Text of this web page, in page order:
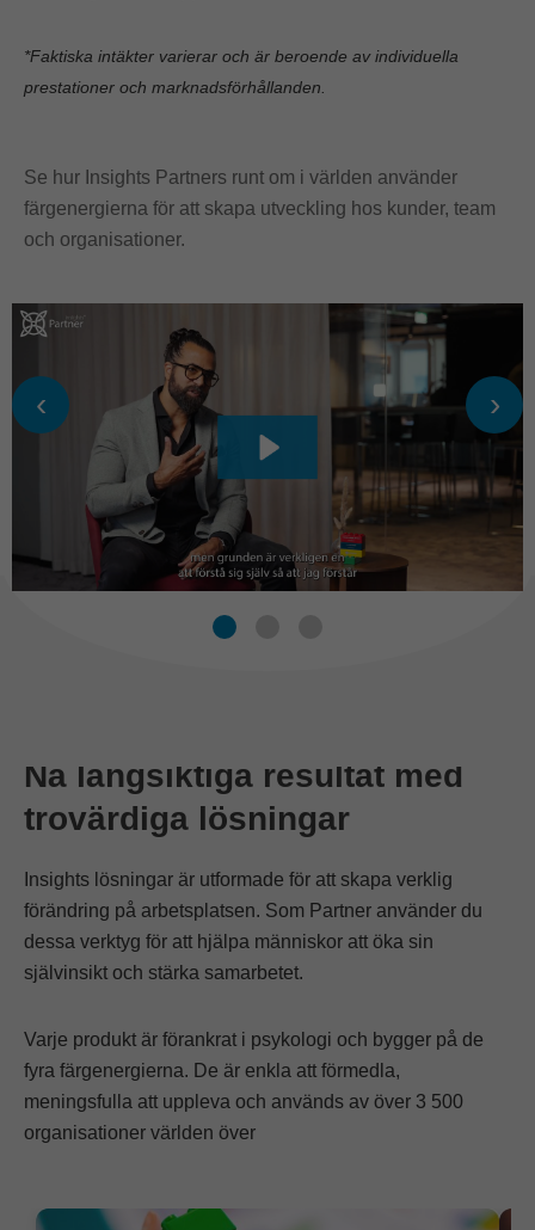
*Faktiska intäkter varierar och är beroende av individuella
prestationer och marknadsförhållanden.
Se hur Insights Partners runt om i världen använder
färgenergierna för att skapa utveckling hos kunder, team
och organisationer.
‹ ›
Nå långsiktiga resultat med
trovärdiga lösningar
Insights lösningar är utformade för att skapa verklig
förändring på arbetsplatsen. Som Partner använder du
dessa verktyg för att hjälpa människor att öka sin
självinsikt och stärka samarbetet.
Varje produkt är förankrat i psykologi och bygger på de
fyra färgenergierna. De är enkla att förmedla,
meningsfulla att uppleva och används av över 3 500
organisationer världen över